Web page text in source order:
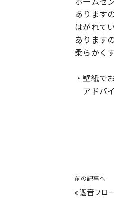
あります
はがれて
あります
柔らかく
・壁紙で
アドバ
前の記事へ
« 遮音フロ